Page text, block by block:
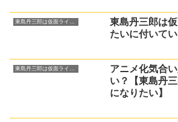
東島丹三郎は仮面ライダーになりたい
東島丹三郎は
たいに付いて
東島丹三郎は仮面ライダーになりたい
アニメ化気合
い？【東島丹
になりたい】